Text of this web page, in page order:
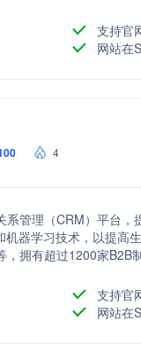
支持官
网站在
4
管理（CRM）平台
器学习技术，以提高
，拥有超过1200家B2B
支持官
网站在